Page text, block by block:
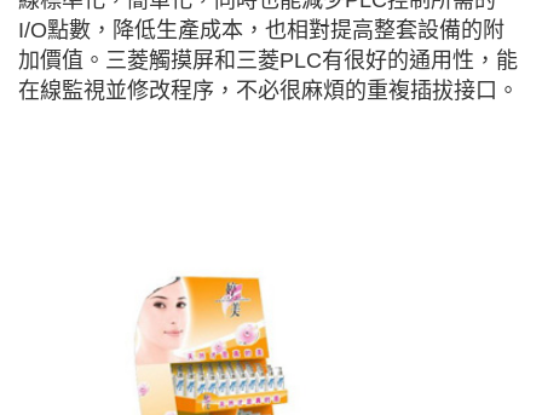
I/O點數，降低生產成本，也相對提高整套設備的附
加價值。三菱觸摸屏和三菱PLC有很好的通用性，能
在線監視並修改程序，不必很麻煩的重複插拔接口。